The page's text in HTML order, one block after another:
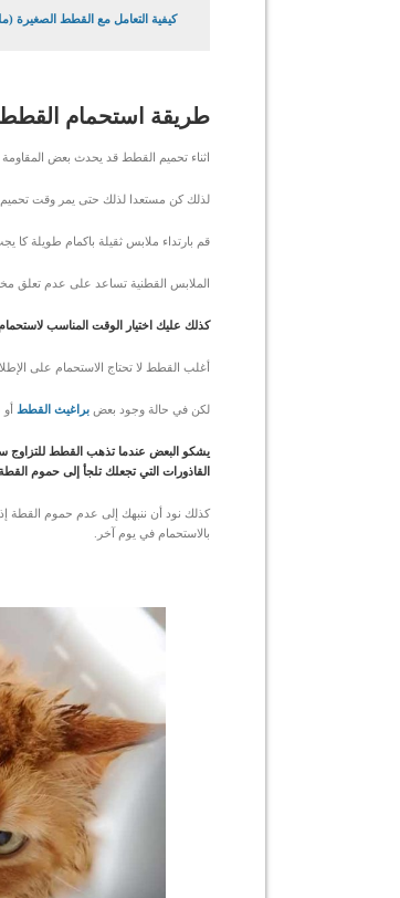
كيفية التعامل مع القطط الصغيرة
طريقة استحمام القطط
اثناء تحميم القطط قد يحدث بعض
لذلك كن مستعدا لذلك حتى يمر وقت
قم بارتداء ملابس ثقيلة باكمام طويلة
الملابس القطنية تساعد على عدم تعلق
كذلك عليك اختيار الوقت المناسب
أغلب القطط لا تحتاج الاستحمام على
لكن في حالة وجود بعض براغيث القطط
يشكو البعض عندما تذهب القطط للتزاوج
القاذورات التي تجعلك تلجأ إلى حموم
كذلك نود أن ننبهك إلى عدم حموم القطة
بالاستحمام في يوم آخر.